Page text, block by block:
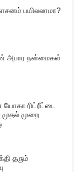
பயிலலாமா?
அபார நன்மைகள்
ரிட்ரீட்டை
முதல் முறை
தரும்